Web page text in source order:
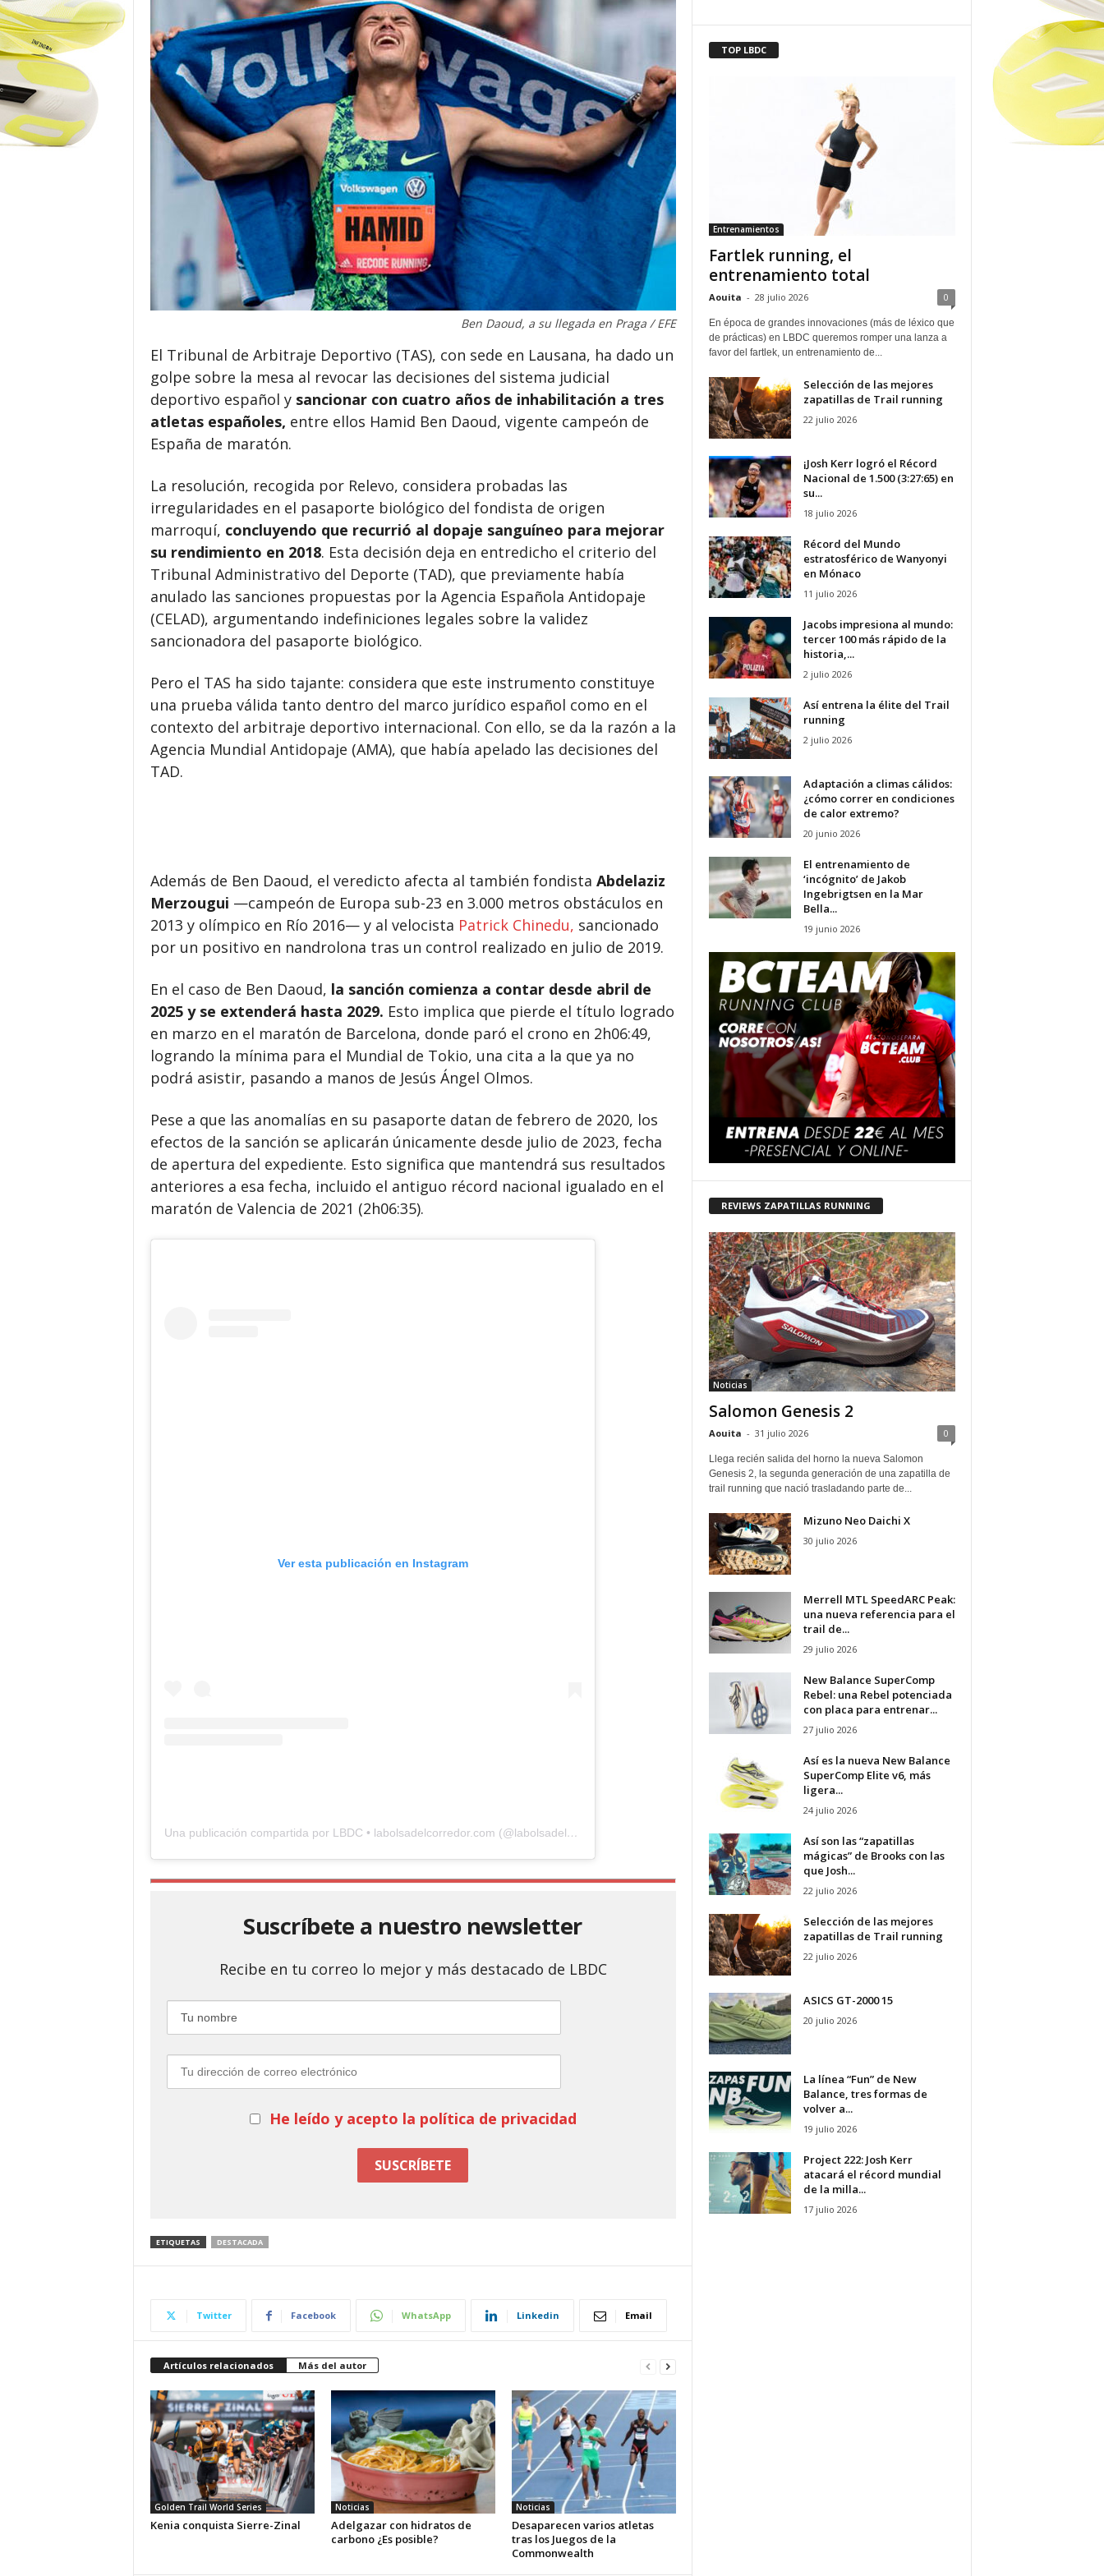
Ben Daoud, a su llegada en Praga / EFE
El Tribunal de Arbitraje Deportivo (TAS), con sede en Lausana, ha dado un
golpe sobre la mesa al revocar las decisiones del sistema judicial
deportivo español ysancionar con cuatro años de inhabilitación a tres
atletas españoles, entre ellos Hamid Ben Daoud, vigente campeón de
España de maratón.
La resolución, recogida por Relevo, considera probadas las
irregularidades en el pasaporte biológico del fondista de origen
marroquí, concluyendo que recurrió al dopaje sanguíneo para mejorar
su rendimiento en 2018. Esta decisión deja en entredicho el criterio del
Tribunal Administrativo del Deporte (TAD), que previamente había
anulado las sanciones propuestas por la Agencia Española Antidopaje
(CELAD), argumentando indefiniciones legales sobre la validez
sancionadora del pasaporte biológico.
Pero el TAS ha sido tajante: considera que este instrumento constituye
una prueba válida tanto dentro del marco jurídico español como en el
contexto del arbitraje deportivo internacional. Con ello, se da la razón a la
Agencia Mundial Antidopaje (AMA), que había apelado las decisiones del
TAD.
Además de Ben Daoud, el veredicto afecta al también fondista Abdelaziz
Merzougui —campeón de Europa sub-23 en 3.000 metros obstáculos en
2013 y olímpico en Río 2016— y al velocista Patrick Chinedu, sancionado
por un positivo en nandrolona tras un control realizado en julio de 2019.
En el caso de Ben Daoud, la sanción comienza a contar desde abril de
2025 y se extenderá hasta 2029. Esto implica que pierde el título logrado
en marzo en el maratón de Barcelona, donde paró el crono en 2h06:49,
logrando la mínima para el Mundial de Tokio, una cita a la que ya no
podrá asistir, pasando a manos de Jesús Ángel Olmos.
Pese a que las anomalías en su pasaporte datan de febrero de 2020, los
efectos de la sanción se aplicarán únicamente desde julio de 2023, fecha
de apertura del expediente. Esto significa que mantendrá sus resultados
anteriores a esa fecha, incluido el antiguo récord nacional igualado en el
maratón de Valencia de 2021 (2h06:35).
Ver esta publicación en Instagram
Una publicación compartida por LBDC • labolsadelcorredor.com (@labolsadelcorredor)
Suscríbete a nuestro newsletter
Recibe en tu correo lo mejor y más destacado de LBDC
He leído y acepto la política de privacidad
ETIQUETAS DESTACADA
Twitter Facebook WhatsApp Linkedin Email
Artículos relacionados Más del autor
Golden Trail World Series
Kenia conquista Sierre-Zinal
Noticias
Adelgazar con hidratos de
carbono ¿Es posible?
Noticias
Desaparecen varios atletas
tras los Juegos de la
Commonwealth
TOP LBDC
Entrenamientos
Fartlek running, el
entrenamiento total
Aouita - 28 julio 2026 0
En época de grandes innovaciones (más de léxico que
de prácticas) en LBDC queremos romper una lanza a
favor del fartlek, un entrenamiento de...
Selección de las mejores
zapatillas de Trail running
22 julio 2026
¡Josh Kerr logró el Récord
Nacional de 1.500 (3:27:65) en
su...
18 julio 2026
Récord del Mundo
estratosférico de Wanyonyi
en Mónaco
11 julio 2026
Jacobs impresiona al mundo:
tercer 100 más rápido de la
historia,...
2 julio 2026
Así entrena la élite del Trail
running
2 julio 2026
Adaptación a climas cálidos:
¿cómo correr en condiciones
de calor extremo?
20 junio 2026
El entrenamiento de
‘incógnito’ de Jakob
Ingebrigtsen en la Mar
Bella...
19 junio 2026
REVIEWS ZAPATILLAS RUNNING
Noticias
Salomon Genesis 2
Aouita - 31 julio 2026 0
Llega recién salida del horno la nueva Salomon
Genesis 2, la segunda generación de una zapatilla de
trail running que nació trasladando parte de...
Mizuno Neo Daichi X
30 julio 2026
Merrell MTL SpeedARC Peak:
una nueva referencia para el
trail de...
29 julio 2026
New Balance SuperComp
Rebel: una Rebel potenciada
con placa para entrenar...
27 julio 2026
Así es la nueva New Balance
SuperComp Elite v6, más
ligera...
24 julio 2026
Así son las “zapatillas
mágicas” de Brooks con las
que Josh...
22 julio 2026
Selección de las mejores
zapatillas de Trail running
22 julio 2026
ASICS GT-2000 15
20 julio 2026
La línea “Fun” de New
Balance, tres formas de
volver a...
19 julio 2026
Project 222: Josh Kerr
atacará el récord mundial
de la milla...
17 julio 2026